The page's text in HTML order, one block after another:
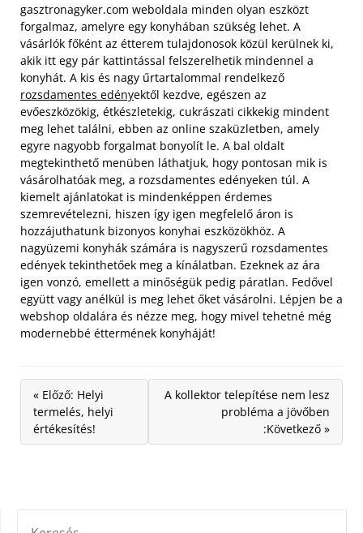
gasztronagyker.com weboldala minden olyan eszközt
forgalmaz, amelyre egy konyhában szükség lehet. A
vásárlók főként az étterem tulajdonosok közül kerülnek ki,
akik itt egy pár kattintással felszerelhetik mindennel a
konyhát. A kis és nagy űrtartalommal rendelkező
rozsdamentes edényektől kezdve, egészen az
evőeszközökig, étkészletekig, cukrászati cikkekig mindent
meg lehet találni, ebben az online szaküzletben, amely
egyre nagyobb forgalmat bonyolít le. A bal oldalt
megtekinthető menüben láthatjuk, hogy pontosan mik is
vásárolhatóak meg, a rozsdamentes edényeken túl. A
kiemelt ajánlatokat is mindenképpen érdemes
szemrevételezni, hiszen így igen megfelelő áron is
hozzájuthatunk bizonyos konyhai eszközökhöz. A
nagyüzemi konyhák számára is nagyszerű rozsdamentes
edények tekinthetőek meg a kínálatban. Ezeknek az ára
igen vonzó, emellett a minőségük pedig páratlan. Fedővel
együtt vagy anélkül is meg lehet őket vásárolni. Lépjen be a
webshop oldalára és nézze meg, hogy mivel tehetné még
modernebbé éttermének konyháját!
« Előző: Helyi
termelés, helyi
értékesítés!
A kollektor telepítése nem lesz
probléma a jövőben
:Következő »